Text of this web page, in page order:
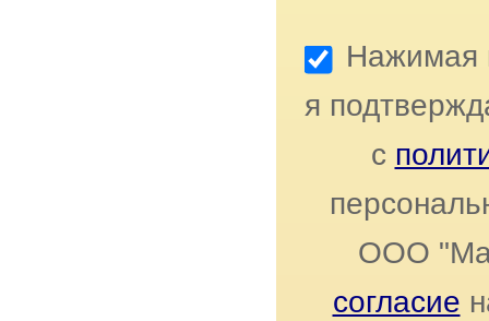
Нажимая
я
с
ООО
согласие